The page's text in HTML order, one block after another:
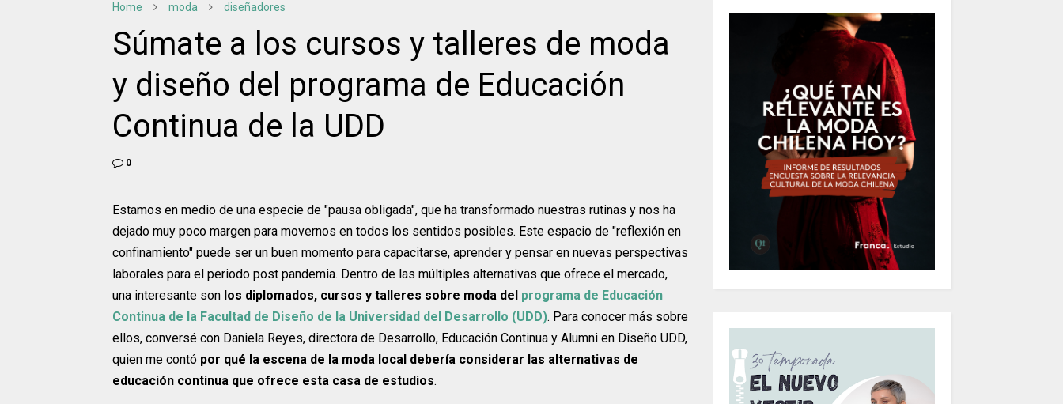
Home moda diseñadores
Súmate a los cursos y talleres de moda
y diseño del programa de Educación
Continua de la UDD
0
Estamos en medio de una especie de "pausa obligada", que ha transformado nuestras rutinas y nos ha
dejado muy poco margen para movernos en todos los sentidos posibles. Este espacio de "reflexión en
confinamiento" puede ser un buen momento para capacitarse, aprender y pensar en nuevas perspectivas
laborales para el periodo post pandemia. Dentro de las múltiples alternativas que ofrece el mercado,
una interesante son los diplomados, cursos y talleres sobre moda del programa de Educación
Continua de la Facultad de Diseño de la Universidad del Desarrollo (UDD). Para conocer más sobre
ellos, conversé con Daniela Reyes, directora de Desarrollo, Educación Continua y Alumni en Diseño UDD,
quien me contó por qué la escena de la moda local debería considerar las alternativas de
educación continua que ofrece esta casa de estudios.